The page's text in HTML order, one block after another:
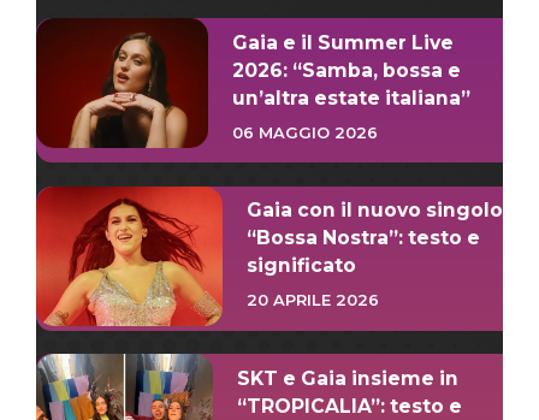
Gaia e il Summer Live
2026: “Samba, bossa e
un’altra estate italiana”
06 MAGGIO 2026
Gaia con il nuovo singolo
“Bossa Nostra”: testo e
significato
20 APRILE 2026
SKT e Gaia insieme in
“TROPICALIA”: testo e